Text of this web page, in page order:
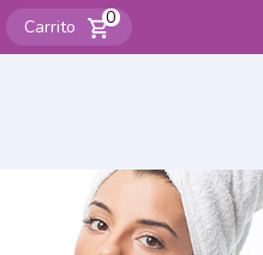
Carrito 0